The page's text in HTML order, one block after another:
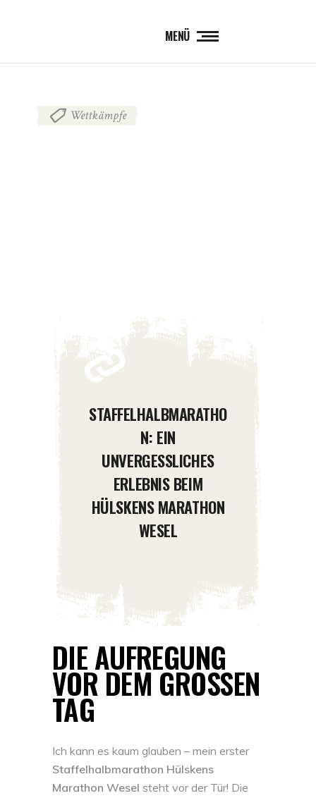
MENÜ
Wettkämpfe
STAFFELHALBMARATHO
N: EIN
UNVERGESSLICHES
ERLEBNIS BEIM
HÜLSKENS MARATHON
WESEL
DIE AUFREGUNG
VOR DEM GROSSEN T
AG
Ich kann es kaum glauben – mein erster
Staffelhalbmarathon Hülskens
Marathon Wesel steht vor der Tür! Die